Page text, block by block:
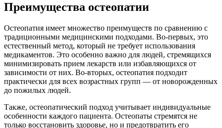
Преимущества остеопатии
Остеопатия имеет множество преимуществ по сравнению с
традиционными медицинскими подходами. Во-первых, это
естественный метод, который не требует использования
медикаментов. Это особенно важно для людей, стремящихся
минимизировать прием лекарств или избавляющихся от
зависимости от них. Во-вторых, остеопатия подходит
практически для всех возрастных групп — от новорожденных
до пожилых людей.
Также, остеопатический подход учитывает индивидуальные
особенности каждого пациента. Остеопаты стремятся не
только восстановить здоровье, но и предотвратить его